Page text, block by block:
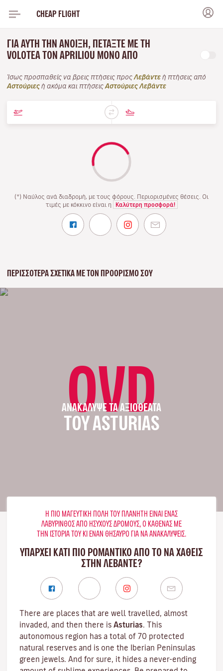
CHEAP FLIGHT
ΓΙΑ ΑΥΤΉ ΤΗΝ ΆΝΟΙΞΗ, ΠΕΤΆΞΤΕ ΜΕ ΤΗ
VOLOTEA ΤΟΝ APRILIOU ΜΌΝΟ ΑΠΌ
Ίσως προσπαθείς να βρεις πτήσεις προς Λεβάντε ή πτήσεις από
Αστούριες ή ακόμα και πτήσεις Αστούριες Λεβάντε
(*) Ναύλος ανά διαδρομή, με τους φόρους. Περιορισμένες θέσεις. Οι
τιμές με κόκκινο είναι η
Καλύτερη προσφορά!
ΠΕΡΙΣΣΌΤΕΡΑ ΣΧΕΤΙΚΆ ΜΕ ΤΟΝ ΠΡΟΟΡΙΣΜΌ ΣΟΥ
OVD
ΑΝΑΚΆΛΥΨΕ ΤΑ ΑΞΙΟΘΈΑΤΑ
ΤΟΥ ASTURIAS
Η ΠΙΟ ΜΑΓΕΥΤΙΚΉ ΠΌΛΗ ΤΟΥ ΠΛΑΝΉΤΗ ΕΊΝΑΙ ΈΝΑΣ
ΛΑΒΎΡΙΝΘΟΣ ΑΠΌ ΉΣΥΧΟΥΣ ΔΡΌΜΟΥΣ, Ο ΚΑΘΈΝΑΣ ΜΕ
ΤΗΝ ΙΣΤΟΡΊΑ ΤΟΥ ΚΙ ΈΝΑΝ ΘΗΣΑΥΡΌ ΓΙΑ ΝΑ ΑΝΑΚΑΛΎΨΕΙΣ.
ΥΠΑΡΧΕΙ ΚΑΤΙ ΠΙΟ ΡΟΜΑΝΤΙΚΟ ΑΠΟ ΤΟ ΝΑ ΧΑΘΕΙΣ
ΣΤΗΝ ΛΕΒΆΝΤΕ?
There are places that are well travelled, almost
invaded, and then there is Asturias. This
autonomous region has a total of 70 protected
natural reserves and is one the Iberian Peninsulas
green jewels. And for sure, it hides a never-ending